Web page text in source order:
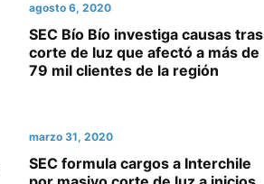
agosto 6, 2020
SEC Bío Bío investiga causas tras
corte de luz que afectó a más de
79 mil clientes de la región
marzo 31, 2020
SEC formula cargos a Interchile